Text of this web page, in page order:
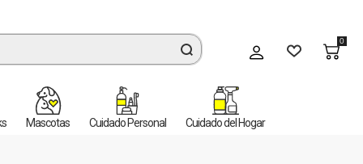
Mi cuenta
0
Mascotas Cuidado Personal Cuidado del Hogar